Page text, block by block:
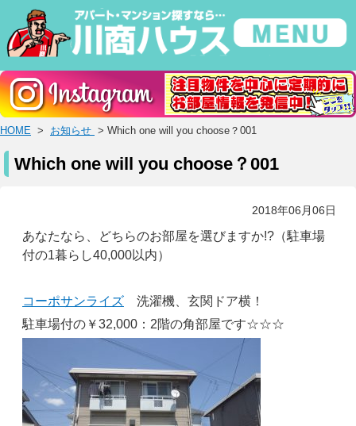
HOME > お知らせ > Which one will you choose？001
Which one will you choose？001
2018年06月06日
あなたなら、どちらのお部屋を選びますか!?（駐車場
付の1暮らし40,000以内）
コーポサンライズ 洗濯機、玄関ドア横！
駐車場付の￥32,000：2階の角部屋です☆☆☆